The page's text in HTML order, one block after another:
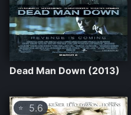
Dead Man Down (2013)
⭐ 5.6